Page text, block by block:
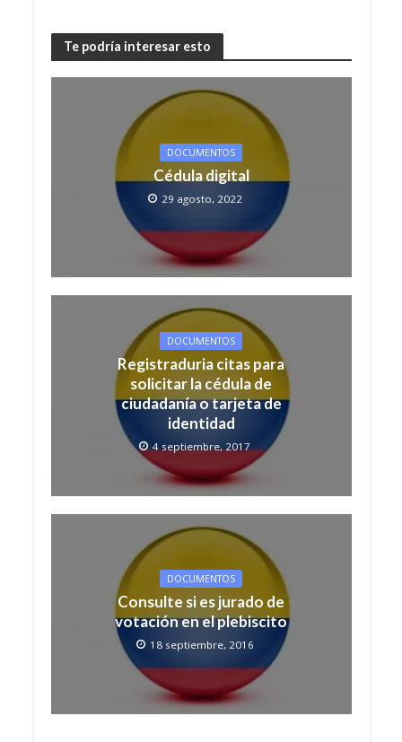
Te podría interesar esto
DOCUMENTOS
Cédula digital
29 agosto, 2022
DOCUMENTOS
Registraduria citas para
solicitar la cédula de
ciudadanía o tarjeta de
identidad
4 septiembre, 2017
DOCUMENTOS
Consulte si es jurado de
votación en el plebiscito
18 septiembre, 2016